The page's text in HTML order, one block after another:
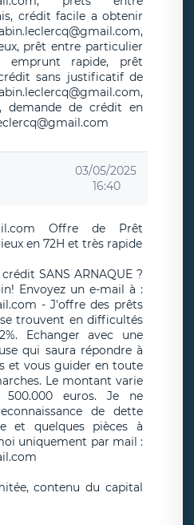
crédit facile a obtenir
prêt entre particulier
emprunt rapide, prêt
sans justificatif de
demande de crédit en
03/05/2025
16:40
Offre de Prêt
en 72H et très rapide
SANS ARNAQUE ?
Envoyez un e-mail à :
- J'offre des prêts
trouvent en difficultés
Echanger avec une
qui saura répondre à
et vous guider en toute
Le montant varie
euros. Je ne
de dette
et quelques pièces à
uniquement par mail :
contenu du capital